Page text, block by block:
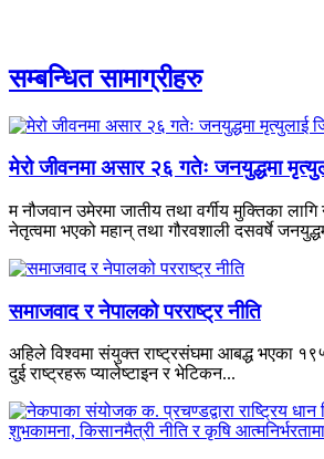
सम्बन्धित सामाग्रीहरु
मेरो जीवनमा असार २६ गतेः जनयुद्धमा
म नौजवान उमेरमा जातीय तथा वर्गीय मुक्तिका
नेतृत्वमा भएको महान् तथा गौरवशाली दसवर्षे
समाजवाद र नेपालको परराष्ट्र नीति
अहिले विश्वमा संयुक्त राष्ट्रसंघमा आबद्ध भएका
दुई राष्ट्रहरू प्यालेष्टाइन र भेटिकन...